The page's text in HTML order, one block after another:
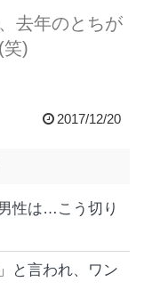
去年のとちが
)
2017/12/20
性は…こう切り
と言われ、ワン